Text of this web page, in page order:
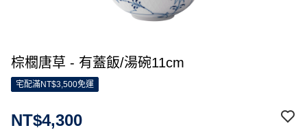
棕櫚唐草 - 有蓋飯/湯碗11cm
宅配滿NT$3,500免運
NT$4,300